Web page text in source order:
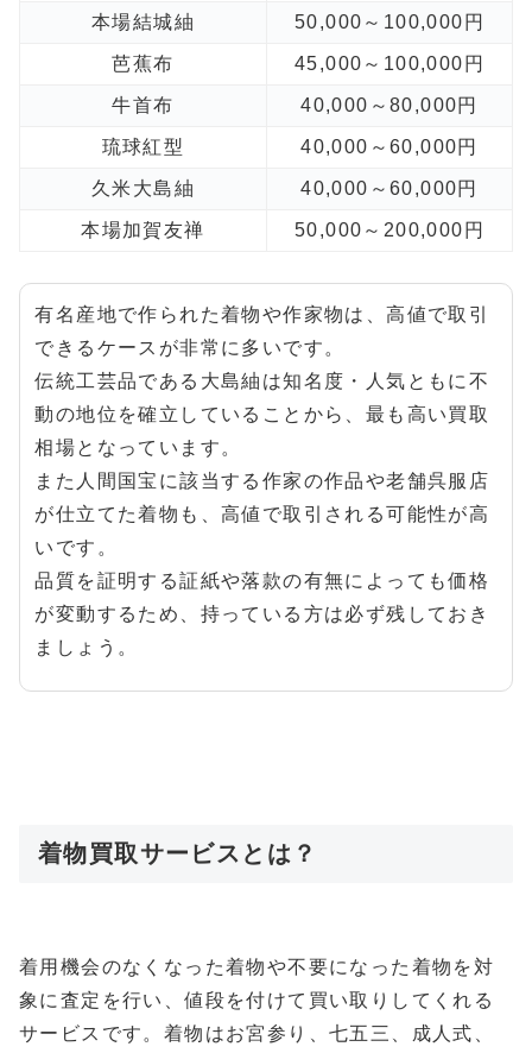
本場結城紬 50,000～100,000円
芭蕉布 45,000～100,000円
牛首布 40,000～80,000円
琉球紅型 40,000～60,000円
久米大島紬 40,000～60,000円
本場加賀友禅 50,000～200,000円
有名産地で作られた着物や作家物は、高値で取引
できるケースが非常に多いです。
伝統工芸品である大島紬は知名度・人気ともに不
動の地位を確立していることから、最も高い買取
相場となっています。
また人間国宝に該当する作家の作品や老舗呉服店
が仕立てた着物も、高値で取引される可能性が高
いです。
品質を証明する証紙や落款の有無によっても価格
が変動するため、持っている方は必ず残しておき
ましょう。
着物買取サービスとは？
着用機会のなくなった着物や不要になった着物を対
象に査定を行い、値段を付けて買い取りしてくれる
サービスです。着物はお宮参り、七五三、成人式、